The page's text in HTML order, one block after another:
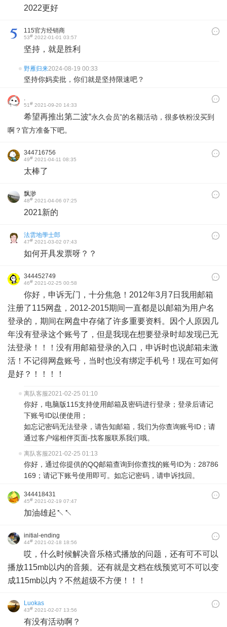
2022更好
115官方经销商
53# 2022-01-01 03:57
坚持，就是胜利
野雁归来2024-08-19 00:33
坚持你妈卖批，你们就是坚持限速吧？
.
51# 2021-09-20 14:33
希望再推出第二波“永久会员”的名额活动，很多铁粉没买到
啊？官方准备下吧。
344716756
49# 2021-04-11 08:35
太棒了
飘渺
48# 2021-04-06 07:25
2021新的
法雲地學士郎
47# 2021-03-02 07:43
如何开具发票呀？？
344452749
46# 2021-02-25 00:58
你好，申诉无门，十分焦急！2012年3月7日我用邮箱
注册了115网盘，2012-2015期间一直都是以邮箱为用户名
登录的，期间在网盘中存储了许多重要资料。因个人原因几
年没有登录这个账号了，但是我现在想要登录时却发现已无
法登录！！！没有用邮箱登录的入口，申诉时也说邮箱未激
活！不记得网盘账号，当时也没有绑定手机号！现在可如何
是好？！！！！
离队客服2021-02-25 01:10
你好，电脑版115支持使用邮箱及密码进行登录；登录后请记
下账号ID以便使用；
如忘记密码无法登录，请告知邮箱，我们为你查询账号ID；请
通过客户端相伴页面-找客服联系我们哦。
离队客服2021-02-25 01:13
你好，通过你提供的QQ邮箱查询到你查找的账号ID为：28786
169；请记下账号使用即可。如忘记密码，请申诉找回。
344418431
45# 2021-02-19 07:47
加油雄起↖↖
initial-ending
44# 2021-02-18 18:56
哎，什么时候解决音乐格式播放的问题，还有可不可以
播放115mb以内的音频。还有就是文档在线预览可不可以变
成115mb以内？不然超级不方便！！！
Luokas
43# 2021-02-07 13:56
有没有活动啊？